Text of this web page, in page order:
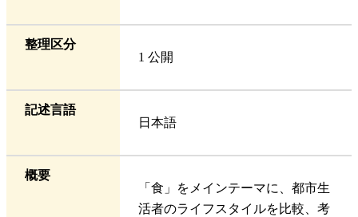
整理区分
1 公開
記述言語
日本語
概要
「食」をメインテーマに、都市生
活者のライフスタイルを比較、考